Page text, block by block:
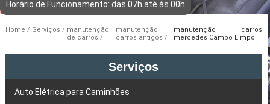
Home Serviços
manutenção
de carros
manutenção
carros antigos
manutenção carros
mercedes Campo Limpo
Serviços
Auto Elétrica para Caminhões